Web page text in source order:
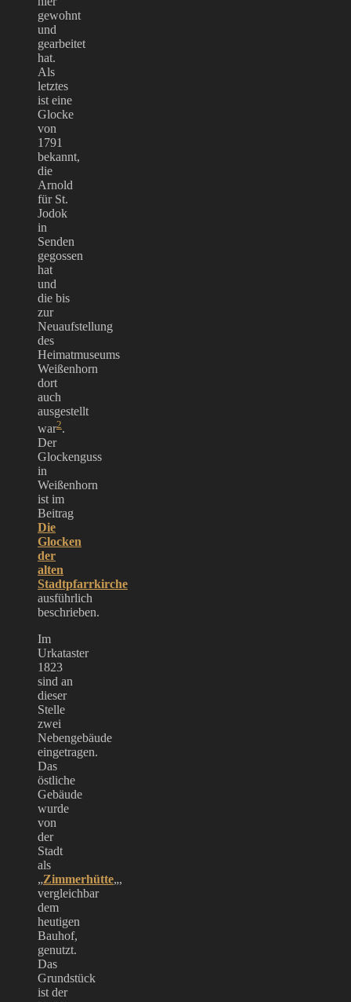
gewohnt
und
gearbeitet
hat.
Als
letztes
ist eine
Glocke
von
1791
bekannt,
die
Arnold
für St.
Jodok
in
Senden
gegossen
hat
und
die bis
zur
Neuaufstellung
des
Heimatmuseums
Weißenhorn
dort
auch
ausgestellt
war2.
Der
Glockenguss
in
Weißenhorn
ist im
Beitrag
Die
Glocken
der
alten
Stadtpfarrkirche
ausführlich
beschrieben.
Im
Urkataster
1823
sind an
dieser
Stelle
zwei
Nebengebäude
eingetragen.
Das
östliche
Gebäude
wurde
von
der
Stadt
als
„Zimmerhütte„,
vergleichbar
dem
heutigen
Bauhof,
genutzt.
Das
Grundstück
ist der